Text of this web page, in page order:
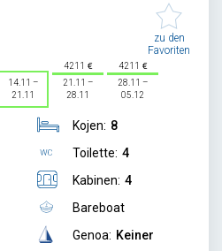
zu den
Favoriten
14.11 –
21.11
4211
21.11 –
28.11
4211
28.11 –
05.12
Kojen: 8
Toilette: 4
Kabinen: 4
Bareboat
Genoa: Keiner